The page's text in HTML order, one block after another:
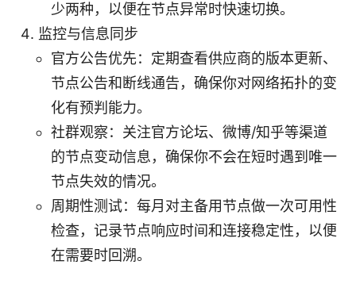
少两种，以便在节点异常时快速切换。
监控与信息同步
官方公告优先：定期查看供应商的版本更新、
节点公告和断线通告，确保你对网络拓扑的变
化有预判能力。
社群观察：关注官方论坛、微博/知乎等渠道
的节点变动信息，确保你不会在短时遇到唯一
节点失效的情况。
周期性测试：每月对主备用节点做一次可用性
检查，记录节点响应时间和连接稳定性，以便
在需要时回溯。